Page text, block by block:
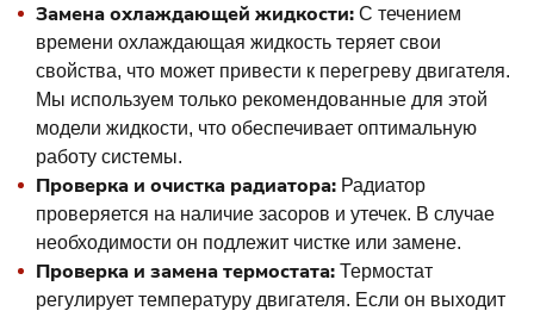
Замена охлаждающей жидкости: С течением
времени охлаждающая жидкость теряет свои
свойства, что может привести к перегреву двигателя.
Мы используем только рекомендованные для этой
модели жидкости, что обеспечивает оптимальную
работу системы.
Проверка и очистка радиатора: Радиатор
проверяется на наличие засоров и утечек. В случае
необходимости он подлежит чистке или замене.
Проверка и замена термостата: Термостат
регулирует температуру двигателя. Если он выходит